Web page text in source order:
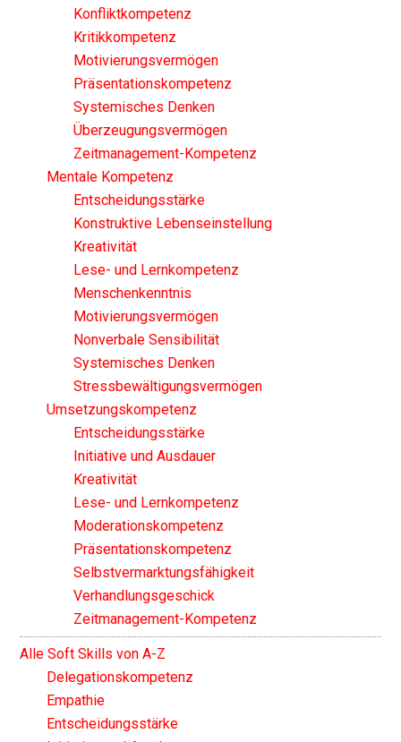
Konfliktkompetenz
Kritikkompetenz
Motivierungsvermögen
Präsentationskompetenz
Systemisches Denken
Überzeugungsvermögen
Zeitmanagement-Kompetenz
Mentale Kompetenz
Entscheidungsstärke
Konstruktive Lebenseinstellung
Kreativität
Lese- und Lernkompetenz
Menschenkenntnis
Motivierungsvermögen
Nonverbale Sensibilität
Systemisches Denken
Stressbewältigungsvermögen
Umsetzungskompetenz
Entscheidungsstärke
Initiative und Ausdauer
Kreativität
Lese- und Lernkompetenz
Moderationskompetenz
Präsentationskompetenz
Selbstvermarktungsfähigkeit
Verhandlungsgeschick
Zeitmanagement-Kompetenz
Alle Soft Skills von A-Z
Delegationskompetenz
Empathie
Entscheidungsstärke